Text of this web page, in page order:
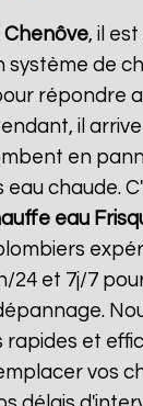
Chenôve, il
système de
répondre
il
en
eau chaude.
eau
24 et 7j/7
rapides et
vos